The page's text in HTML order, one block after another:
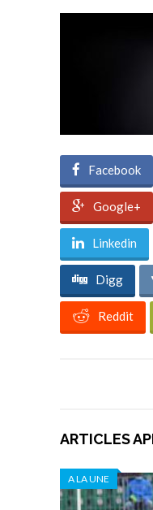
Facebook
Google+
Linkedin
Digg
Reddit
ARTICLES
A LA UNE